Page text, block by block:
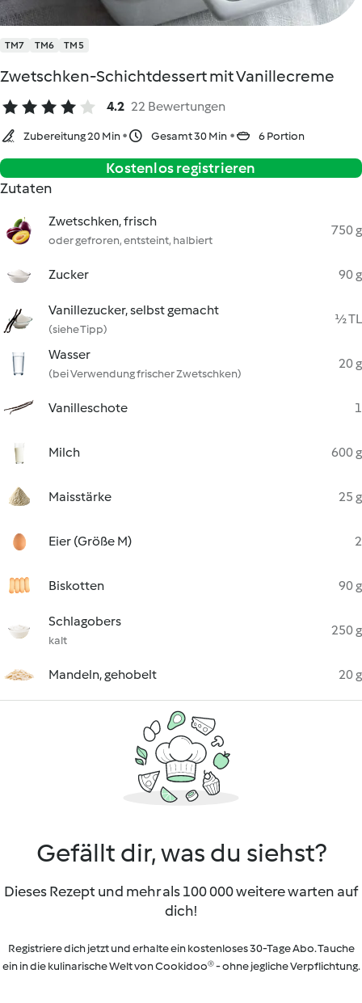
TM7 TM6 TM5
Zwetschken-Schichtdessert mit Vanillecreme
4.2 22 Bewertungen
Zubereitung 20 Min Gesamt 30 Min 6 Portion
Kostenlos registrieren
Zutaten
Zwetschken, frisch
oder gefroren, entsteint, halbiert
750 g
Zucker 90 g
Vanillezucker, selbst gemacht
(siehe Tipp)
½ TL
Wasser
(bei Verwendung frischer Zwetschken)
20 g
Vanilleschote 1
Milch 600 g
Maisstärke 25 g
Eier (Größe M) 2
Biskotten 90 g
Schlagobers
kalt
250 g
Mandeln, gehobelt 20 g
Gefällt dir, was du siehst?
Dieses Rezept und mehr als 100 000 weitere warten auf
dich!
Registriere dich jetzt und erhalte ein kostenloses 30-Tage Abo. Tauche
ein in die kulinarische Welt von Cookidoo® - ohne jegliche Verpflichtung.